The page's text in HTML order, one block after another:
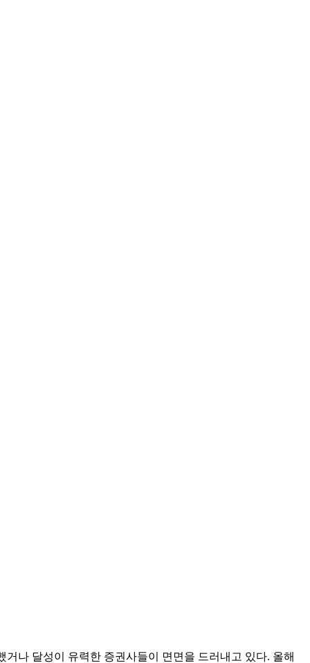
나 달성이 유력한 증권사들이 면면을 드러내고 있다. 올해